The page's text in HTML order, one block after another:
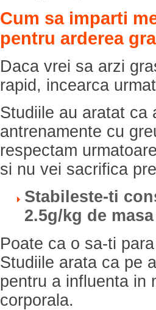
Cum sa imparti
pentru arderea
Daca vrei sa arzi
rapid, incearca
Studiile au aratat ca
antrenamente cu
respectam
si nu vei sacrifica
Stabileste-ti
2.5g/kg de
Poate ca o sa-ti
Studiile arata ca pe
pentru a influenta in
corporala.